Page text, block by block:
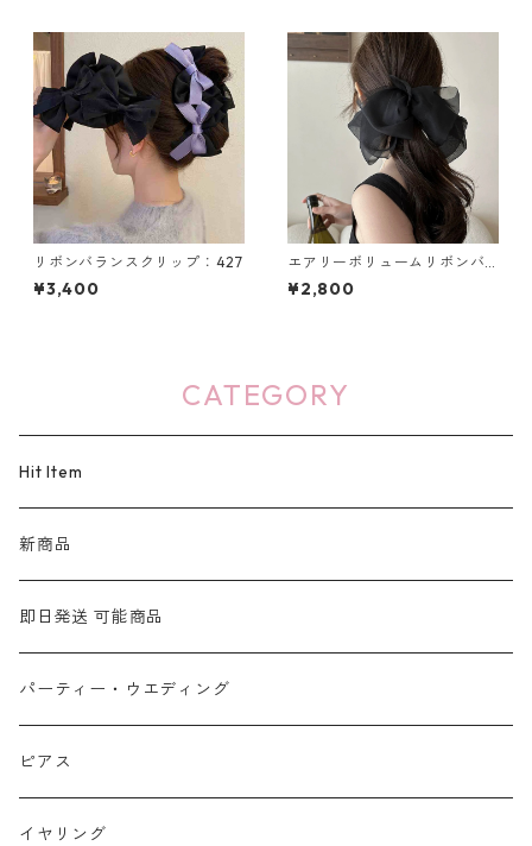
リボンバランスクリップ：427
¥3,400
エアリーボリュームリボンバ
レッタ（5色）：563
¥2,800
CATEGORY
Hit Item
新商品
即日発送 可能商品
パーティー・ウエディング
ピアス
イヤリング